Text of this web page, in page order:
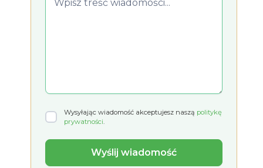
Wysyłając wiadomość akceptujesz naszą politykę
prywatności